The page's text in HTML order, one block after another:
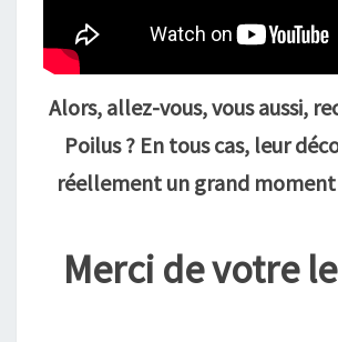
Alors, allez-vous, vous aussi,
Poilus ? En tous cas, leur
réellement un grand moment
Merci de votre